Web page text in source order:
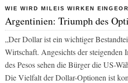
WIE WIRD MILEIS WIRKEN
Argentinien: Triumph des
„Der Dollar ist ein wichtiger
Wirtschaft. Angesichts der
des Pesos sehen die Bürger die US-
Die Vielfalt der Dollar-Optionen ist